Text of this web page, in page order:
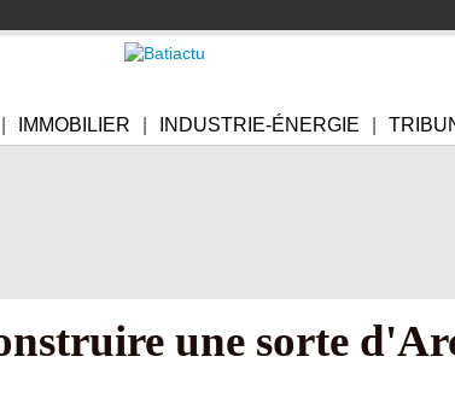
IMMOBILIER INDUSTRIE-ÉNERGIE
une sorte